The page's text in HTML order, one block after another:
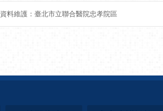
資料維護：臺北市立聯合醫院忠孝院區